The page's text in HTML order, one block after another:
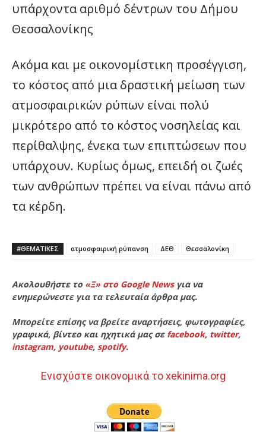
υπάρχοντα αριθμό δέντρων του Δήμου
Θεσσαλονίκης
Ακόμα και με οικονομίστικη προσέγγιση,
το κόστος από μια δραστική μείωση των
ατμοσφαιρικών ρύπων είναι πολύ
μικρότερο από το κόστος νοσηλείας και
περίθαλψης, ένεκα των επιπτώσεων που
υπάρχουν. Κυρίως όμως, επειδή οι ζωές
των ανθρώπων πρέπει να είναι πάνω από
τα κέρδη.
#ΘΕΜΑΤΙΚΈΣ ατμοσφαιρική ρύπανση ΔΕΘ Θεσσαλονίκη
Ακολουθήστε το «Ξ» στο Google Newsγια να
ενημερώνεστε για τα τελευταία άρθρα μας.
Μπορείτε επίσης να βρείτε αναρτήσεις, φωτογραφίες,
γραφικά, βίντεο και ηχητικά μας σε facebook, twitter,
instagram, youtube, spotify.
Ενισχύστε οικονομικά το xekinima.org